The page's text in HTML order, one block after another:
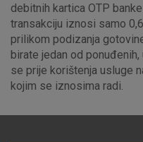
debitnih kartica OTP
transakciju iznosi samo
prilikom podizanja
birate jedan od
se prije korištenja usluge
kojim se iznosima radi.
o njima, ali u tom slučaju
kolačići ne pohranjuju
identificirati.
Detaljnije informacije o